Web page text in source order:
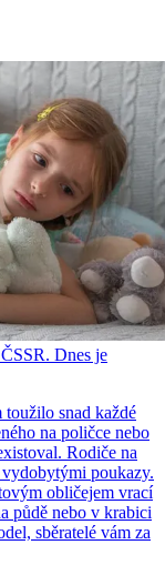
Dnes je
toužilo snad každé
na poličce nebo
Rodiče na
poukazy.
obličejem vrací
půdě nebo v krabici
sběratelé vám za